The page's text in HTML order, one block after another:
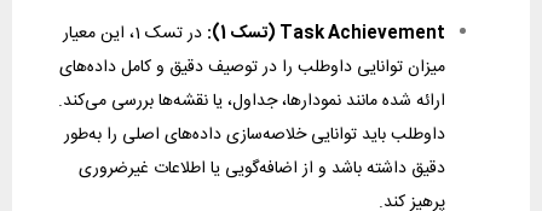
Task Achievement (تسک 1):
در تسک 1، این معیار
میزان توانایی داوطلب را در توصیف دقیق و کامل داده‌های
ارائه شده مانند نمودارها، جداول، یا نقشه‌ها بررسی می‌کند.
داوطلب باید توانایی خلاصه‌سازی داده‌های اصلی را به‌طور
دقیق داشته باشد و از اضافه‌گویی یا اطلاعات غیرضروری
پرهیز کند.